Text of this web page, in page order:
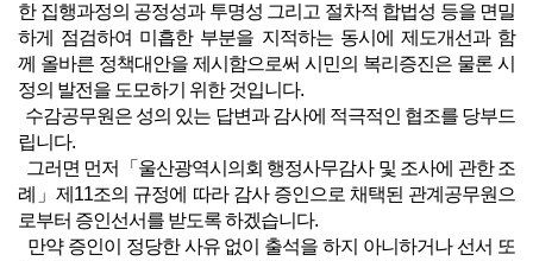
한 집행과정의 공정성과 투명성 그리고 절차적 합법성 등을 면밀
하게 점검하여 미흡한 부분을 지적하는 동시에 제도개선과 함
께 올바른 정책대안을 제시함으로써 시민의 복리증진은 물론 시
정의 발전을 도모하기 위한 것입니다.
수감공무원은 성의 있는 답변과 감사에 적극적인 협조를 당부드
립니다.
그러면 먼저「울산광역시의회 행정사무감사 및 조사에 관한 조
례」제11조의 규정에 따라 감사 증인으로 채택된 관계공무원으
로부터 증인선서를 받도록 하겠습니다.
만약 증인이 정당한 사유 없이 출석을 하지 아니하거나 선서 또